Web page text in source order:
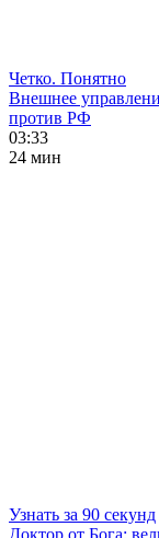
Четко. Понятно
Внешнее
против РФ
03:33
24 мин
Узнать за 90 секунд
Доктор от Бога: